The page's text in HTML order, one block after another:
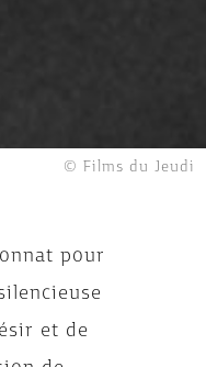
© Films du Jeudi
pour
et de